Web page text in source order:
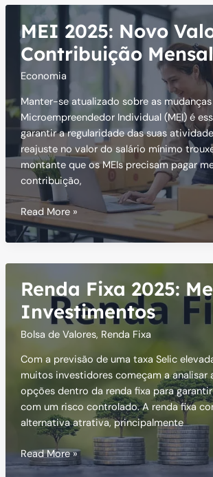
Como
Funciona
MEI 2025: Novo
Contribuição Mensal
Economia
Manter-se atualizado sobre as
Microempreendedor Individual (MEI) é
garantir a regularidade das suas
reajuste no valor do salário mínimo
montante que os MEIs precisam pagar
contribuição,
MEI
2025:
Novo
Contribuição
Mensal
Read More »
Renda Fixa 2025:
Investimentos
Bolsa de Valores, Renda Fixa
Com a previsão de uma taxa Selic
muitos investidores começam a analisar
opções dentro da renda fixa para
com um risco controlado. A renda fixa
alternativa atrativa, principalmente
Renda
Fixa
Read More »